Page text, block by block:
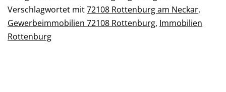
Verschlagwortet mit72108 Rottenburg am Neckar,
Gewerbeimmobilien 72108 Rottenburg, Immobilien
Rottenburg